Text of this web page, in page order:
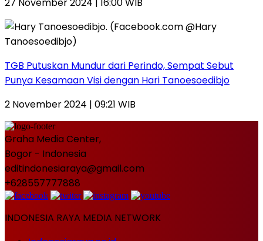
27 November 2024 | 16:00 WIB
TGB Putuskan Mundur dari Perindo, Sempat Sebut
Punya Kesamaan Visi dengan Hari Tanoesoedibjo
2 November 2024 | 09:21 WIB
Graha Media Center,
Bogor - Indonesia
editindonesiaraya@gmail.com
+628557777888
INDONESIA RAYA MEDIA NETWORK